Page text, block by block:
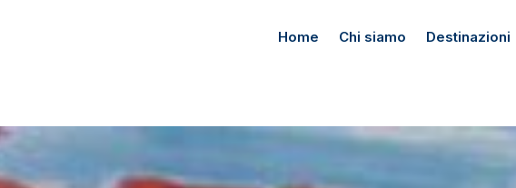
Home Chi siamo Destinazioni